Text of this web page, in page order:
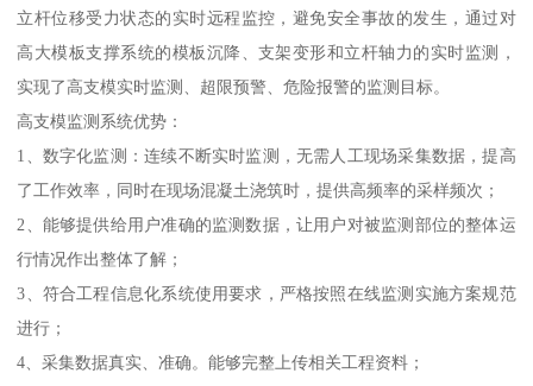
立杆位移受力状态的实时远程监控，避免安全事故的发生，通过对
高大模板支撑系统的模板沉降、支架变形和立杆轴力的实时监测，
实现了高支模实时监测、超限预警、危险报警的监测目标。
高支模监测系统优势：
1、数字化监测：连续不断实时监测，无需人工现场采集数据，提高
了工作效率，同时在现场混凝土浇筑时，提供高频率的采样频次；
2、能够提供给用户准确的监测数据，让用户对被监测部位的整体运
行情况作出整体了解；
3、符合工程信息化系统使用要求，严格按照在线监测实施方案规范
进行；
4、采集数据真实、准确。能够完整上传相关工程资料；